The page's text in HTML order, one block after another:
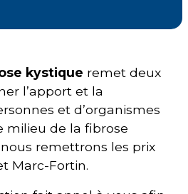
kystique remet deux
l’apport et la
et d’organismes
milieu de la fibrose
nous remettrons les prix
Marc-Fortin.